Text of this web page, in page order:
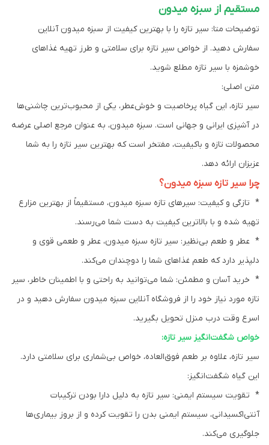
مستقیم از سبزه میدون
توضیحات متا: سیر تازه را با بهترین کیفیت از سبزه میدون آنلاین
سفارش دهید. از خواص سیر تازه برای سلامتی و طرز تهیه غذاهای
خوشمزه با سیر تازه مطلع شوید.
متن اصلی:
سیر تازه، این گیاه پرخاصیت و خوش‌عطر، یکی از محبوب‌ترین چاشنی‌ها
در آشپزی ایرانی و جهانی است. سبزه میدون، به عنوان مرجع اصلی عرضه
محصولات تازه و باکیفیت، مفتخر است که بهترین سیر تازه را به شما
عزیزان ارائه دهد.
چرا سیر تازه سبزه میدون؟
* تازگی و کیفیت: سیرهای تازه سبزه میدون، مستقیماً از بهترین مزارع
تهیه شده و با بالاترین کیفیت به دست شما می‌رسند.
* عطر و طعم بی‌نظیر: سیر تازه سبزه میدون، عطر و طعمی قوی و
دلپذیر دارد که طعم غذاهای شما را دوچندان می‌کند.
* خرید آسان و مطمئن: شما می‌توانید به راحتی و با اطمینان خاطر، سیر
تازه مورد نیاز خود را از فروشگاه آنلاین سبزه میدون سفارش دهید و در
اسرع وقت درب منزل تحویل بگیرید.
خواص شگفت‌انگیز سیر تازه:
سیر تازه، علاوه بر طعم فوق‌العاده، خواص بی‌شماری برای سلامتی دارد.
این گیاه شگفت‌انگیز:
* تقویت سیستم ایمنی: سیر تازه به دلیل دارا بودن ترکیبات
آنتی‌اکسیدانی، سیستم ایمنی بدن را تقویت کرده و از بروز بیماری‌ها
جلوگیری می‌کند.